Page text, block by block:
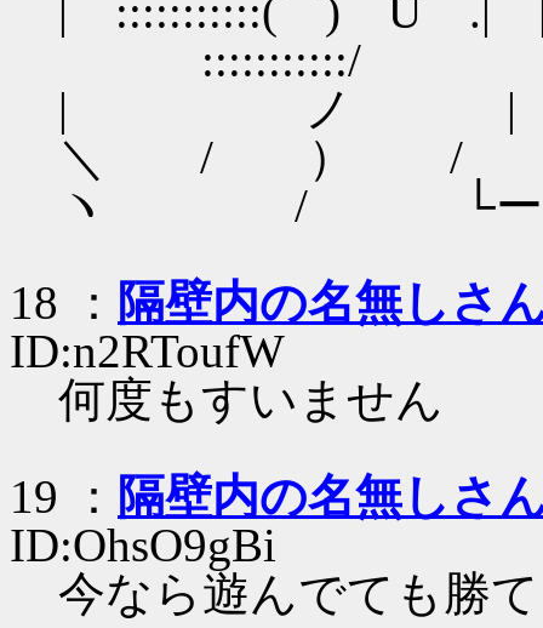
| :::::::::::(⌒)
ゝ :::::::::::/
| ノ
＼ / ） /
ヽ / └
18 ： 隔壁内の名無しさ
ID:n2RToufW
何度もすいません
19 ： 隔壁内の名無しさ
ID:OhsO9gBi
今なら遊んでても勝